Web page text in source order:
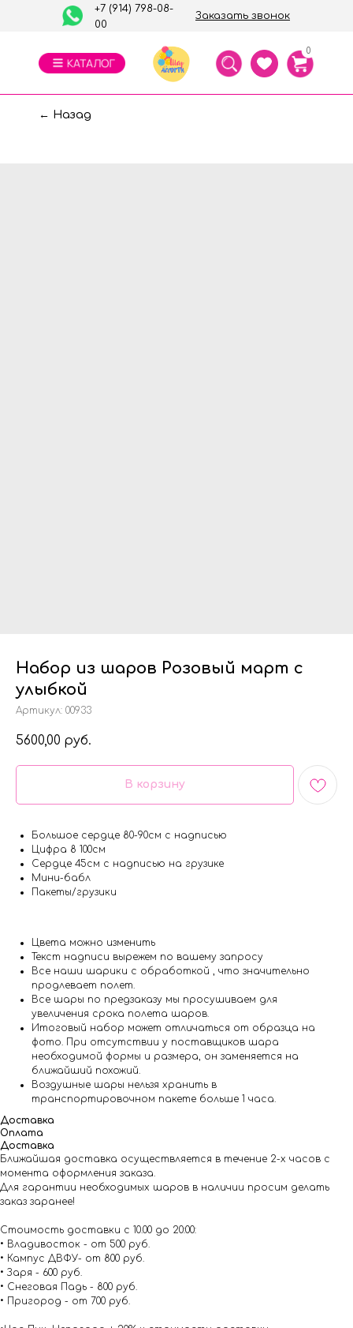
Заказать звонок
+7 (914) 798-08-
00
0
← Назад
Набор из шаров Розовый март с
улыбкой
Артикул: 00933
5600,00 руб.
В корзину
Большое сердце 80-90см с надписью
Цифра 8 100см
Сердце 45см с надписью на грузике
Мини-бабл
Пакеты/грузики
Цвета можно изменить
Текст надписи вырежем по вашему запросу
Все наши шарики с обработкой , что значительно
продлевает полет.
Все шары по предзаказу мы просушиваем для
увеличения срока полета шаров.
Итоговый набор может отличаться от образца на
фото. При отсутствии у поставщиков шара
необходимой формы и размера, он заменяется на
ближайший похожий.
Воздушные шары нельзя хранить в
транспортировочном пакете больше 1 часа.
Доставка
Оплата
Доставка
Ближайшая доставка осуществляется в течение 2-х часов с
момента оформления заказа.
Для гарантии необходимых шаров в наличии просим делать
заказ заранее!
Стоимость доставки с 10.00 до 20:00:
• Владивосток - от 500 руб.
• Кампус ДВФУ- от 800 руб.
• Заря - 600 руб.
• Снеговая Падь - 800 руб.
• Пригород - от 700 руб.